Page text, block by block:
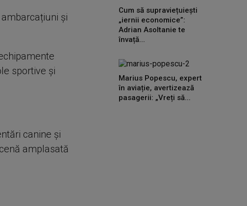
și
sportive și
canine și
amplasată
Cum să supraviețuiești
„iernii economice”:
Adrian Asoltanie te
învață...
Marius Popescu, expert
în aviație, avertizează
pasagerii: „Vreți să...